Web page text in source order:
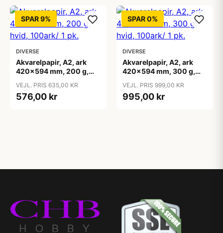
SPAR 9%
DIVERSE
Akvarelpapir, A2, ark
420x594 mm, 200 g,
VEJL. PRIS 635,00 KR
576,00 kr
SPAR 0%
DIVERSE
Akvarelpapir, A2, ark
420x594 mm, 300 g,
VEJL. PRIS 999,00 KR
995,00 kr